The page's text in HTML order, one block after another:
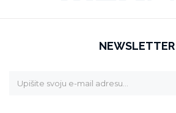
NEWSLETTER